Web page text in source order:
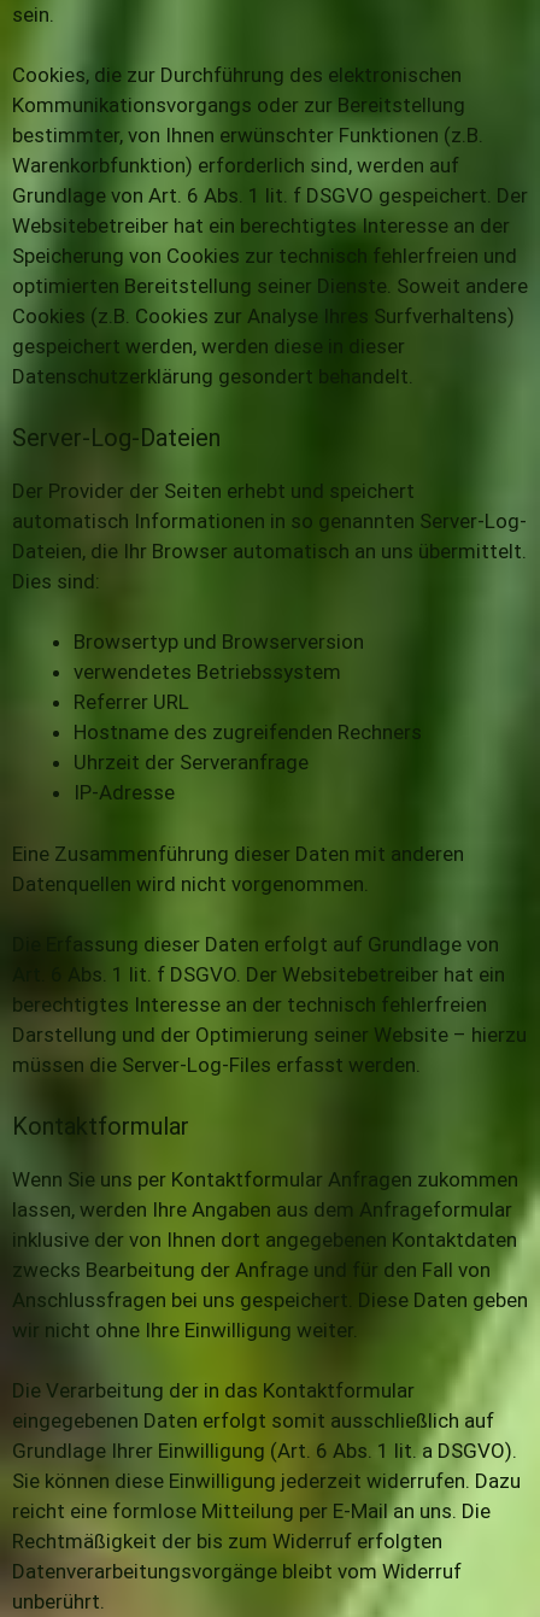
sein.
Cookies, die zur Durchführung des elektronischen
Kommunikationsvorgangs oder zur Bereitstellung
bestimmter, von Ihnen erwünschter Funktionen (z.B.
Warenkorbfunktion) erforderlich sind, werden auf
Grundlage von Art. 6 Abs. 1 lit. f DSGVO gespeichert. Der
Websitebetreiber hat ein berechtigtes Interesse an der
Speicherung von Cookies zur technisch fehlerfreien und
optimierten Bereitstellung seiner Dienste. Soweit andere
Cookies (z.B. Cookies zur Analyse Ihres Surfverhaltens)
gespeichert werden, werden diese in dieser
Datenschutzerklärung gesondert behandelt.
Server-Log-Dateien
Der Provider der Seiten erhebt und speichert
automatisch Informationen in so genannten Server-Log-
Dateien, die Ihr Browser automatisch an uns übermittelt.
Dies sind:
Browsertyp und Browserversion
verwendetes Betriebssystem
Referrer URL
Hostname des zugreifenden Rechners
Uhrzeit der Serveranfrage
IP-Adresse
Eine Zusammenführung dieser Daten mit anderen
Datenquellen wird nicht vorgenommen.
Die Erfassung dieser Daten erfolgt auf Grundlage von
Art. 6 Abs. 1 lit. f DSGVO. Der Websitebetreiber hat ein
berechtigtes Interesse an der technisch fehlerfreien
Darstellung und der Optimierung seiner Website – hierzu
müssen die Server-Log-Files erfasst werden.
Kontaktformular
Wenn Sie uns per Kontaktformular Anfragen zukommen
lassen, werden Ihre Angaben aus dem Anfrageformular
inklusive der von Ihnen dort angegebenen Kontaktdaten
zwecks Bearbeitung der Anfrage und für den Fall von
Anschlussfragen bei uns gespeichert. Diese Daten geben
wir nicht ohne Ihre Einwilligung weiter.
Die Verarbeitung der in das Kontaktformular
eingegebenen Daten erfolgt somit ausschließlich auf
Grundlage Ihrer Einwilligung (Art. 6 Abs. 1 lit. a DSGVO).
Sie können diese Einwilligung jederzeit widerrufen. Dazu
reicht eine formlose Mitteilung per E-Mail an uns. Die
Rechtmäßigkeit der bis zum Widerruf erfolgten
Datenverarbeitungsvorgänge bleibt vom Widerruf
unberührt.